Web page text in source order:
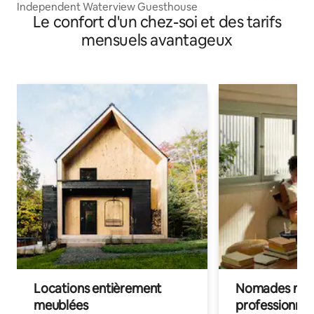
Independent Waterview Guesthouse
Le confort d'un chez-soi et des tarifs
mensuels avantageux
Locations entièrement
meublées
Nomades